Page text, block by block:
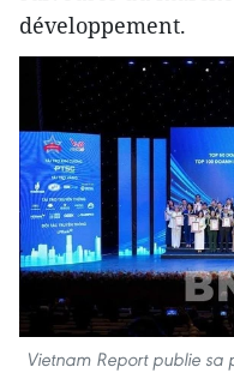
développement.
Vietnam Report publie sa